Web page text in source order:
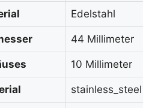
Edelstahl
44 Millimeter
10 Millimeter
stainless_steel